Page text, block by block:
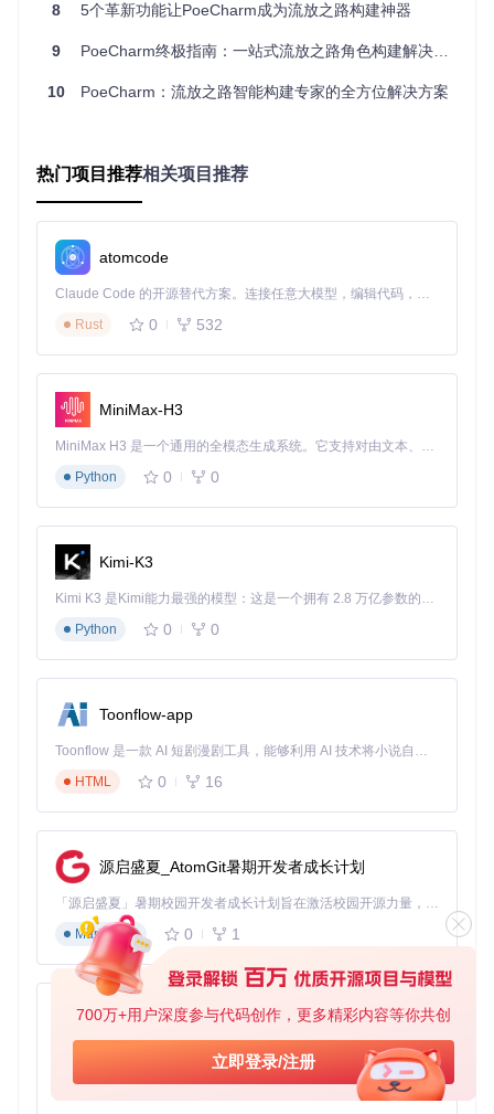
700万+用户深度参与代码创作，更多精彩内容等你共创
立即登录/注册
⚡ 智能装备管理系统
解决问题：装备搭配测试繁琐，属性计算复杂
🛠️ 迷宫攻略助手
解决问题
：迷宫地图复杂，路径规划耗时
：提高迷宫通关效率，节省探索时间
宝箱位置：精确标注所有宝箱和奖励物品
典型用户案例：从新手到专家的蜕变
案例一：新人玩家的入门利器
背景：刚接触游戏的小明，面对复杂的天赋系统无从下手
案例二：赛季冲级的效率工具
背景：资深玩家小李参加新赛季冲级活动
解决方案：利用迷宫攻略和装备搭配功能优化升级路径
进阶技巧：定制你的个性化工具
字体自定义方案
准备TTF格式字体文件
重命名为 FZ_ZY.ttf
替换PoeCharm/Fonts/目录下原文件
重启程序生效
存档管理策略
使用云同步工具实现多设备存档共享
不同角色构建使用明确命名，如"冰刺卫士-3.24"
8 5个革新功能让PoeCharm成为流放之路构建神器
9 PoeCharm终极指南：一站式流放之路角色构建解决方案
10 PoeCharm：流放之路智能构建专家的全方位解决方案
热门项目推荐相关项目推荐
atomcode
Claude Code 的开源替代方案。连接任意大模型，编辑代码，运行命令，自动验证 — 全自动执行。用 Rust 构建，极致性能。 ｜ An open-source alternative to Claude Code. Connect any LLM, edit code, run commands, and verify changes — autonomously. Built in Rust for speed. Get Started
Rust
0 532
MiniMax-H3
MiniMax H3 是一个通用的全模态生成系统。它支持对由文本、图像、视频和音频组成的多模态上下文进行统一理解，并能生成分辨率高达 2K、时长可达 15 秒的带原生立体声音频的视频。得益于面向任务泛化的系统设计，H3 在预训练阶段就已具备广泛的多模态上下文理解与生成能力，能够出色地执行复杂的多模态指令。
Python
0 0
Kimi-K3
Kimi K3 是Kimi能力最强的模型：这是一个拥有 2.8 万亿参数的混合专家（MoE）模型，具备原生视觉理解能力，并支持 100 万 token 的上下文窗口。
Python
0 0
Toonflow-app
Toonflow 是一款 AI 短剧漫剧工具，能够利用 AI 技术将小说自动转化为剧本，并结合 AI 生成的图片和视频，实现高效的短剧创作。借助 Toonflow，可以轻松完成从文字到影像的全流程，让短剧制作变得更加智能与便捷。
HTML
0 16
源启盛夏_AtomGit暑期开发者成长计划
「源启盛夏」暑期校园开发者成长计划旨在激活校园开源力量，通过积分激励、认证扶持、资源倾斜等形式，引导高校组织和开发者完成「入驻 — 建项目 — 做贡献 — 获认证 — 得资源」的完整闭环。无论你是想带领社团入驻平台的组织者，还是希望用代码贡献证明自己的开发者，都能在这里找到属于你的成长路径。
Markdown
0 1
AionUi
免费、本地、开源的 24/7 全天候 Cowork 应用，以及适用于 Gemini CLI、Claude Code、Codex、OpenCode、Qwen Code、Goose CLI、Auggie 等的 OpenClaw | 🌟 喜欢就点star吧
TypeScript
0 6